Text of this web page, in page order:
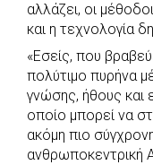
αλλάζει, οι
και η τεχνολογία
«Εσείς, που
πολύτιμο πυρήνα
γνώσης, ήθους και
οποίο μπορεί να
ακόμη πιο
ανθρωποκεντρική